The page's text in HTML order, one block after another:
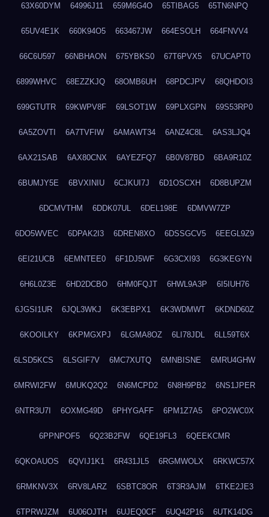
63X60DYM 64996J11 659M6G4O 65TIBAG5 65TN6NPQ
65UV4E1K 660K94O5 663467JW 664ESOLH 664FNVV4
66C6U597 66NBHAON 675YBKS0 67T6PVX5 67UCAPT0
6899WHVC 68EZZKJQ 68OMB6UH 68PDCJPV 68QHDOI3
699GTUTR 69KWPV8F 69LSOT1W 69PLXGPN 69S53RP0
6A5ZOVTI 6A7TVFIW 6AMAWT34 6ANZ4C8L 6AS3LJQ4
6AX21SAB 6AX80CNX 6AYEZFQ7 6B0V87BD 6BA9R10Z
6BUMJY5E 6BVXINIU 6CJKUI7J 6D1OSCXH 6D8BUPZM
6DCMVTHM 6DDK07UL 6DEL198E 6DMVW7ZP
6DO5WVEC 6DPAK2I3 6DREN8XO 6DSSGCV5 6EEGL9Z9
6EI21UCB 6EMNTEE0 6F1DJ5WF 6G3CXI93 6G3KEGYN
6H6L0Z3E 6HD2DCBO 6HM0FQJT 6HWL9A3P 6I5IUH76
6JGSI1UR 6JQL3WKJ 6K3EBPX1 6K3WDMWT 6KDND60Z
6KOOILKY 6KPMGXPJ 6LGMA8OZ 6LI78JDL 6LL59T6X
6LSD5KCS 6LSGIF7V 6MC7XUTQ 6MNBISNE 6MRU4GHW
6MRWI2FW 6MUKQ2Q2 6N6MCPD2 6N8H9PB2 6NS1JPER
6NTR3U7I 6OXMG49D 6PHYGAFF 6PM1Z7A5 6PO2WC0X
6PPNPOF5 6Q23B2FW 6QE19FL3 6QEEKCMR
6QKOAUOS 6QVIJ1K1 6R431JL5 6RGMWOLX 6RKWC57X
6RMKNV3X 6RV8LARZ 6SBTC8OR 6T3R3AJM 6TKE2JE3
6TPRWJZM 6U06OJTH 6UJEQ0CF 6UQ42P16 6UTK14DG